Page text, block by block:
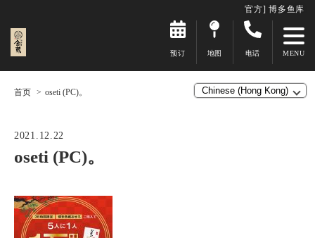
官方] 博多鱼库
预订 地图 电话
首页 oseti (PC)。
2021.12.22
oseti (PC)。